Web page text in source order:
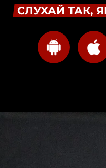
СЛУХАЙ ТАК,